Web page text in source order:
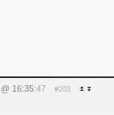
16:35:47 #203